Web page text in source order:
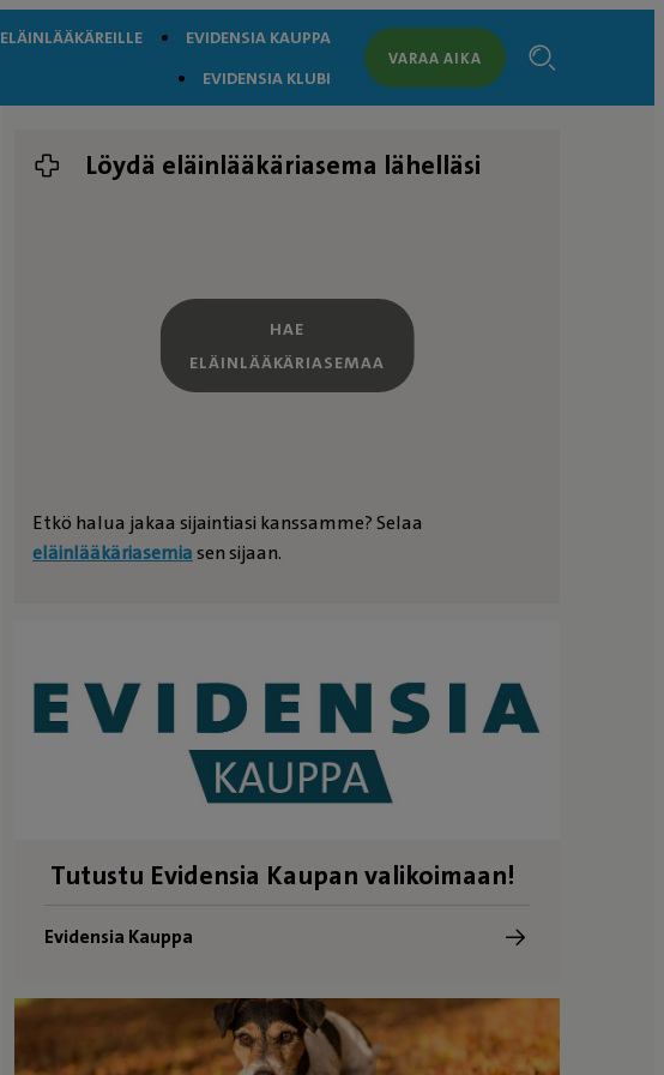
ELÄINLÄÄKÄREILLE
EVIDENSIA KAUPPA
EVIDENSIA KLUBI
VARAA AIKA
Löydä eläinlääkäriasema lähelläsi
HAE
ELÄINLÄÄKÄRIASEMAA
Etkö halua jakaa sijaintiasi kanssamme? Selaa
eläinlääkäriasemiasen sijaan.
Tutustu Evidensia Kaupan valikoimaan!
Evidensia Kauppa